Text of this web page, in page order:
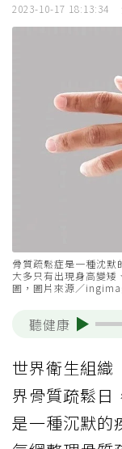
2023-10-17 18:13:34
骨質疏鬆症是一種沈
大多只有出現身高變矮
圖，圖片來源／
聽健康
世界衛生組織
界骨質疏鬆日
是一種沉默的